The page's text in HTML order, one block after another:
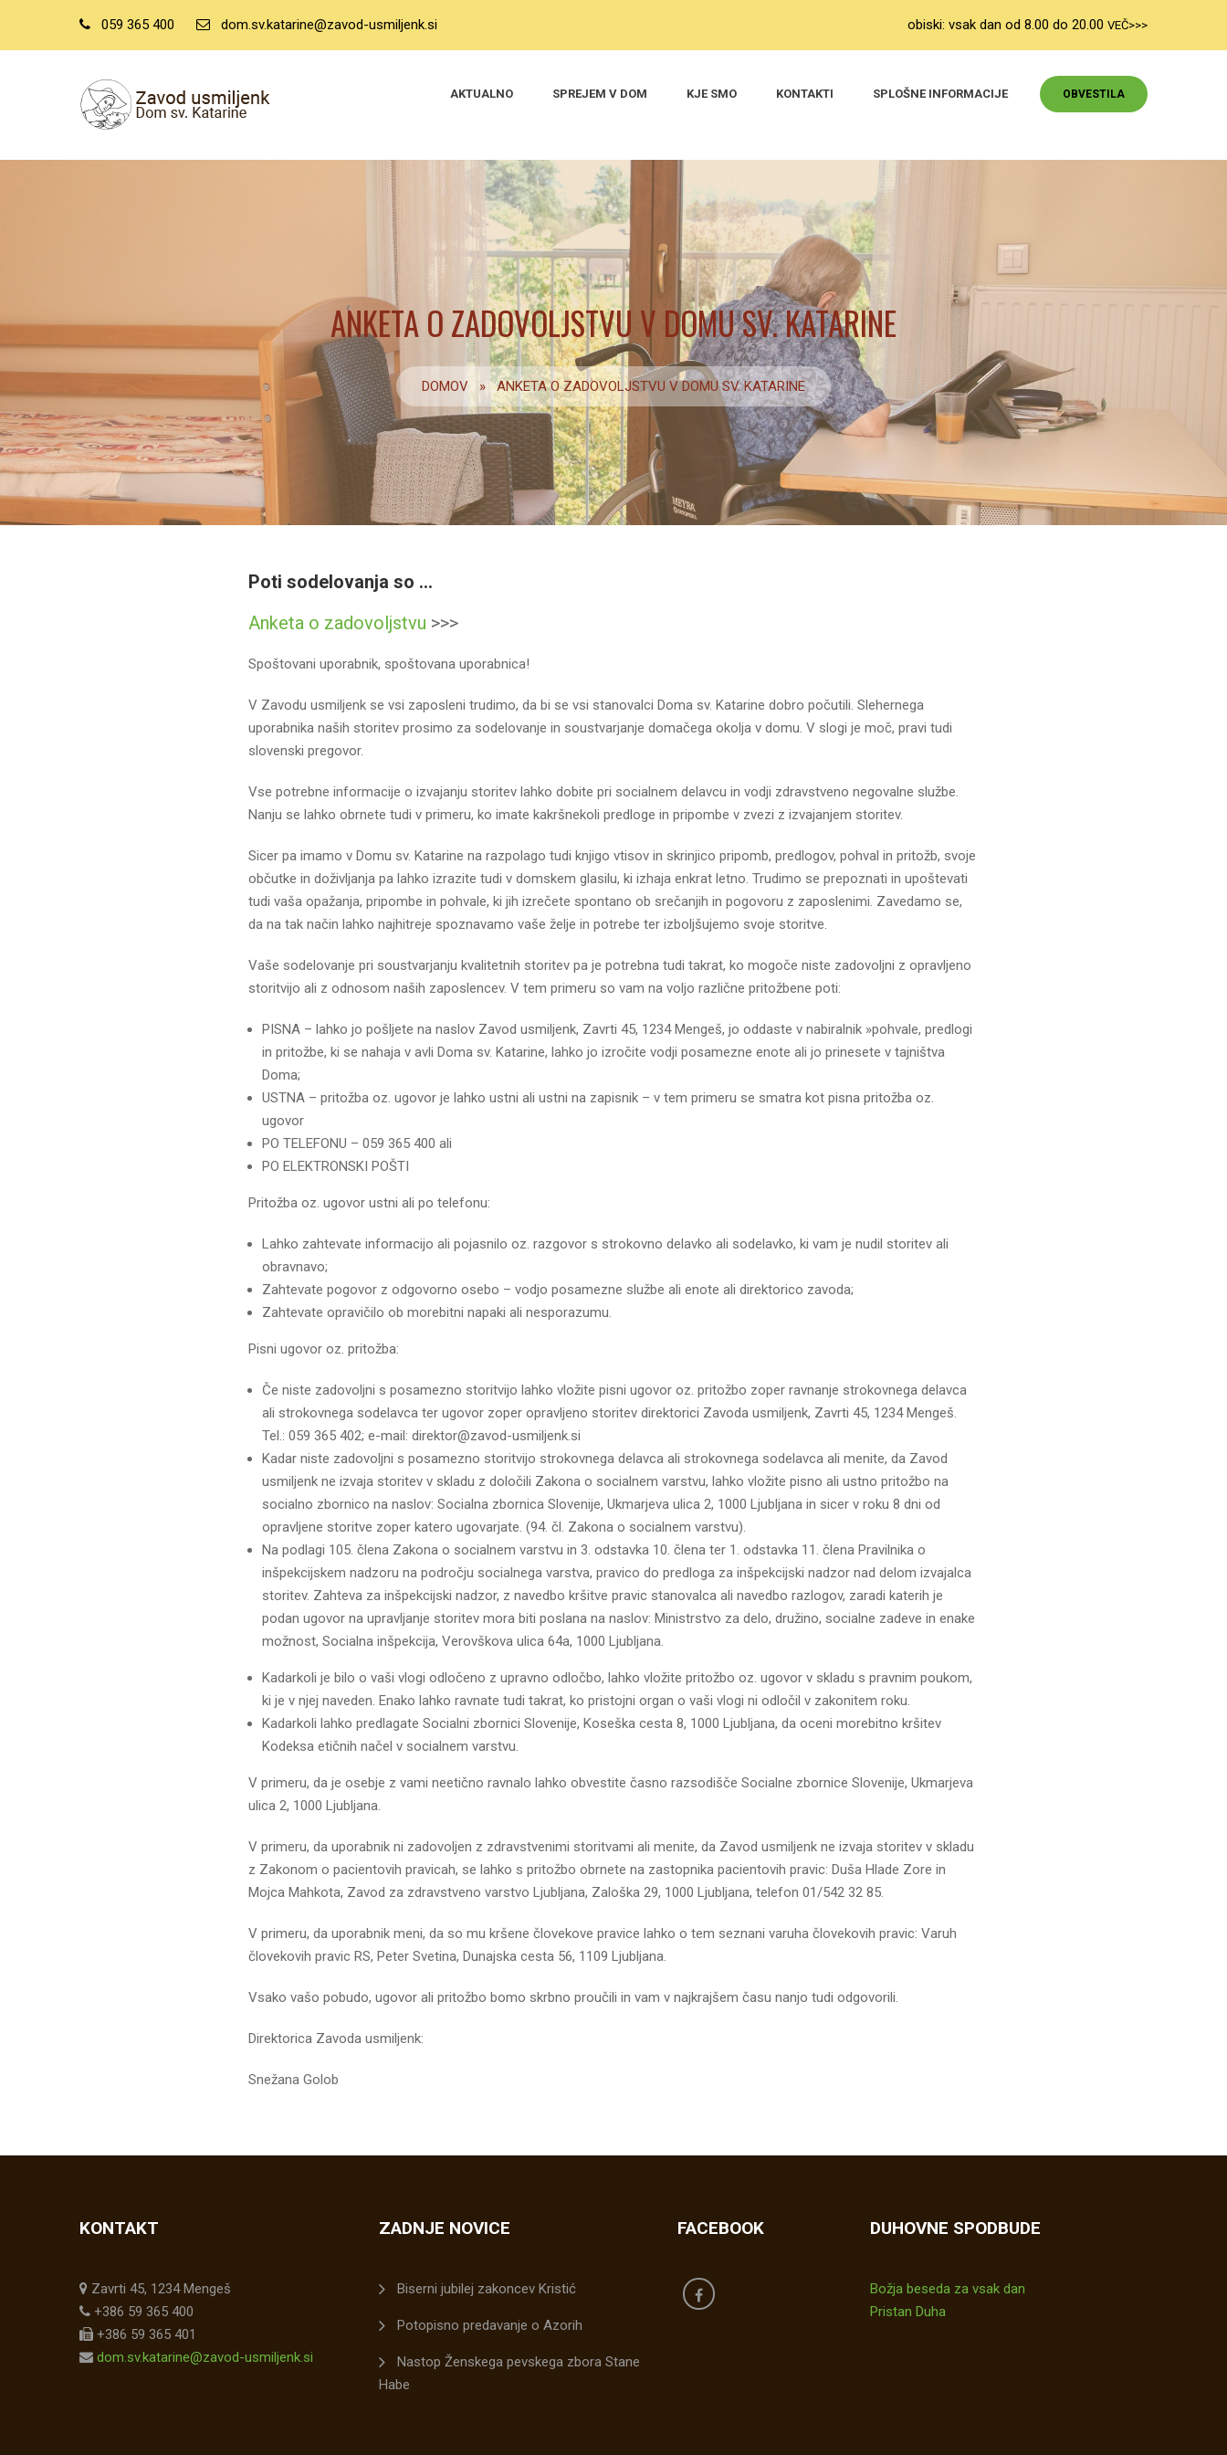
059 365 400 dom.sv.katarine@zavod-usmiljenk.si obiski: vsak dan od 8.00 do 20.00 VEČ>>>
AKTUALNO SPREJEM V DOM KJE SMO KONTAKTI SPLOŠNE INFORMACIJE OBVESTILA
ANKETA O ZADOVOLJSTVU V DOMU SV. KATARINE
DOMOV » ANKETA O ZADOVOLJSTVU V DOMU SV. KATARINE
Poti sodelovanja so …
Anketa o zadovoljstvu >>>
Spoštovani uporabnik, spoštovana uporabnica!
V Zavodu usmiljenk se vsi zaposleni trudimo, da bi se vsi stanovalci Doma sv. Katarine dobro počutili. Slehernega
uporabnika naših storitev prosimo za sodelovanje in soustvarjanje domačega okolja v domu. V slogi je moč, pravi tudi
slovenski pregovor.
Vse potrebne informacije o izvajanju storitev lahko dobite pri socialnem delavcu in vodji zdravstveno negovalne službe.
Nanju se lahko obrnete tudi v primeru, ko imate kakršnekoli predloge in pripombe v zvezi z izvajanjem storitev.
Sicer pa imamo v Domu sv. Katarine na razpolago tudi knjigo vtisov in skrinjico pripomb, predlogov, pohval in pritožb, svoje
občutke in doživljanja pa lahko izrazite tudi v domskem glasilu, ki izhaja enkrat letno. Trudimo se prepoznati in upoštevati
tudi vaša opažanja, pripombe in pohvale, ki jih izrečete spontano ob srečanjih in pogovoru z zaposlenimi. Zavedamo se,
da na tak način lahko najhitreje spoznavamo vaše želje in potrebe ter izboljšujemo svoje storitve.
Vaše sodelovanje pri soustvarjanju kvalitetnih storitev pa je potrebna tudi takrat, ko mogoče niste zadovoljni z opravljeno
storitvijo ali z odnosom naših zaposlencev. V tem primeru so vam na voljo različne pritožbene poti:
PISNA – lahko jo pošljete na naslov Zavod usmiljenk, Zavrti 45, 1234 Mengeš, jo oddaste v nabiralnik »pohvale, predlogi
in pritožbe, ki se nahaja v avli Doma sv. Katarine, lahko jo izročite vodji posamezne enote ali jo prinesete v tajništva
Doma;
USTNA – pritožba oz. ugovor je lahko ustni ali ustni na zapisnik – v tem primeru se smatra kot pisna pritožba oz.
ugovor
PO TELEFONU – 059 365 400 ali
PO ELEKTRONSKI POŠTI
Pritožba oz. ugovor ustni ali po telefonu:
Lahko zahtevate informacijo ali pojasnilo oz. razgovor s strokovno delavko ali sodelavko, ki vam je nudil storitev ali
obravnavo;
Zahtevate pogovor z odgovorno osebo – vodjo posamezne službe ali enote ali direktorico zavoda;
Zahtevate opravičilo ob morebitni napaki ali nesporazumu.
Pisni ugovor oz. pritožba:
Če niste zadovoljni s posamezno storitvijo lahko vložite pisni ugovor oz. pritožbo zoper ravnanje strokovnega delavca
ali strokovnega sodelavca ter ugovor zoper opravljeno storitev direktorici Zavoda usmiljenk, Zavrti 45, 1234 Mengeš.
Tel.: 059 365 402; e-mail: direktor@zavod-usmiljenk.si
Kadar niste zadovoljni s posamezno storitvijo strokovnega delavca ali strokovnega sodelavca ali menite, da Zavod
usmiljenk ne izvaja storitev v skladu z določili Zakona o socialnem varstvu, lahko vložite pisno ali ustno pritožbo na
socialno zbornico na naslov: Socialna zbornica Slovenije, Ukmarjeva ulica 2, 1000 Ljubljana in sicer v roku 8 dni od
opravljene storitve zoper katero ugovarjate. (94. čl. Zakona o socialnem varstvu).
Na podlagi 105. člena Zakona o socialnem varstvu in 3. odstavka 10. člena ter 1. odstavka 11. člena Pravilnika o
inšpekcijskem nadzoru na področju socialnega varstva, pravico do predloga za inšpekcijski nadzor nad delom izvajalca
storitev. Zahteva za inšpekcijski nadzor, z navedbo kršitve pravic stanovalca ali navedbo razlogov, zaradi katerih je
podan ugovor na upravljanje storitev mora biti poslana na naslov: Ministrstvo za delo, družino, socialne zadeve in enake
možnost, Socialna inšpekcija, Verovškova ulica 64a, 1000 Ljubljana.
Kadarkoli je bilo o vaši vlogi odločeno z upravno odločbo, lahko vložite pritožbo oz. ugovor v skladu s pravnim poukom,
ki je v njej naveden. Enako lahko ravnate tudi takrat, ko pristojni organ o vaši vlogi ni odločil v zakonitem roku.
Kadarkoli lahko predlagate Socialni zbornici Slovenije, Koseška cesta 8, 1000 Ljubljana, da oceni morebitno kršitev
Kodeksa etičnih načel v socialnem varstvu.
V primeru, da je osebje z vami neetično ravnalo lahko obvestite časno razsodišče Socialne zbornice Slovenije, Ukmarjeva
ulica 2, 1000 Ljubljana.
V primeru, da uporabnik ni zadovoljen z zdravstvenimi storitvami ali menite, da Zavod usmiljenk ne izvaja storitev v skladu
z Zakonom o pacientovih pravicah, se lahko s pritožbo obrnete na zastopnika pacientovih pravic: Duša Hlade Zore in
Mojca Mahkota, Zavod za zdravstveno varstvo Ljubljana, Zaloška 29, 1000 Ljubljana, telefon 01/542 32 85.
V primeru, da uporabnik meni, da so mu kršene človekove pravice lahko o tem seznani varuha človekovih pravic: Varuh
človekovih pravic RS, Peter Svetina, Dunajska cesta 56, 1109 Ljubljana.
Vsako vašo pobudo, ugovor ali pritožbo bomo skrbno proučili in vam v najkrajšem času nanjo tudi odgovorili.
Direktorica Zavoda usmiljenk:
Snežana Golob
KONTAKT
Zavrti 45, 1234 Mengeš
+386 59 365 400
+386 59 365 401
dom.sv.katarine@zavod-usmiljenk.si
ZADNJE NOVICE
Biserni jubilej zakoncev Kristić
Potopisno predavanje o Azorih
Nastop Ženskega pevskega zbora Stane
Habe
FACEBOOK DUHOVNE SPODBUDE
Božja beseda za vsak dan
Pristan Duha